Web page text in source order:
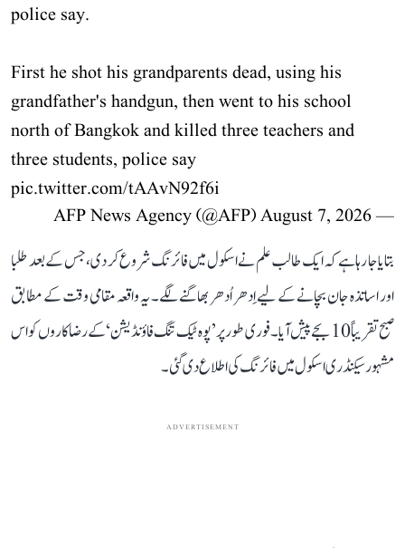
police say.
First he shot his grandparents dead, using his
grandfather's handgun, then went to his school
north of Bangkok and killed three teachers and
three students, police say
pic.twitter.com/tAAvN92f6i
— AFP News Agency (@AFP)
August 7, 2026
بتایا جا رہا ہے کہ ایک طالب علم نے اسکول میں فائرنگ شروع کر دی، جس کے بعد طلبا
اور اساتذہ جان بچانے کے لیے اِدھر اُدھر بھاگنے لگے۔ یہ واقعہ مقامی وقت کے مطابق
صبح تقریباً 10 بجے پیش آیا۔ فوری طور پر ’پوہ ٹیک تنگ فاؤنڈیشن‘ کے رضاکاروں کو اس
مشہور سیکنڈری اسکول میں فائرنگ کی اطلاع دی گئی۔
ADVERTISEMENT